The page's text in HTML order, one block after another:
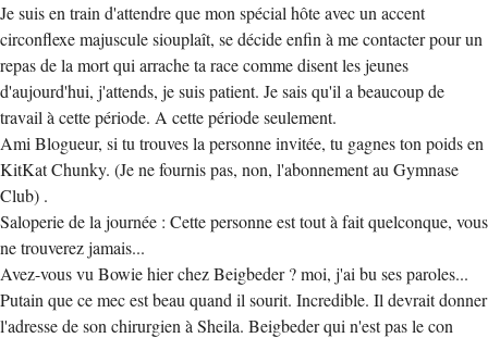
Je suis en train d'attendre que mon spécial hôte avec un accent
circonflexe majuscule siouplaît, se décide enfin à me contacter pour un
repas de la mort qui arrache ta race comme disent les jeunes
d'aujourd'hui, j'attends, je suis patient. Je sais qu'il a beaucoup de
travail à cette période. A cette période seulement.
Ami Blogueur, si tu trouves la personne invitée, tu gagnes ton poids en
KitKat Chunky. (Je ne fournis pas, non, l'abonnement au Gymnase
Club) .
Saloperie de la journée : Cette personne est tout à fait quelconque, vous
ne trouverez jamais...
Avez-vous vu Bowie hier chez Beigbeder ? moi, j'ai bu ses paroles...
Putain que ce mec est beau quand il sourit. Incredible. Il devrait donner
l'adresse de son chirurgien à Sheila. Beigbeder qui n'est pas le con